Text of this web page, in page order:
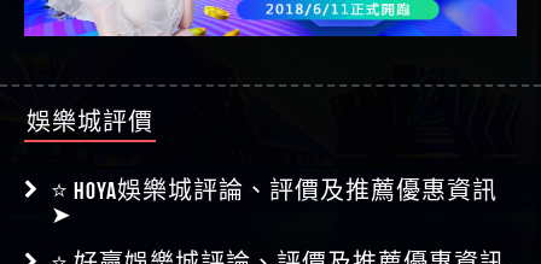
⭐ HOYA娛樂城評論、評價及推薦優惠資訊
⭐ 好贏娛樂城評論、評價及推薦優惠資訊
➤